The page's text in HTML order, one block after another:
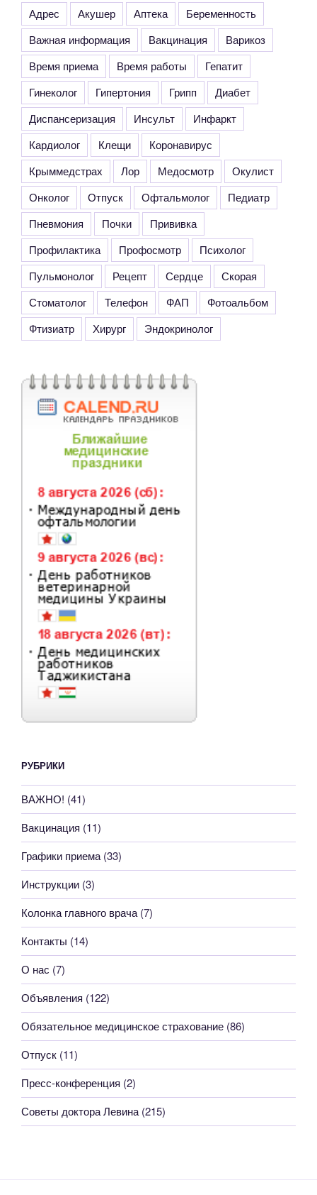
Адрес Акушер Аптека
Беременность
Важная информация
Вакцинация
Варикоз
Время приема
Время работы
Гепатит
Гинеколог
Гипертония Грипп
Диабет
Диспансеризация
Инсульт
Инфаркт
Кардиолог
Клещи
Коронавирус
Крыммедстрах
Лор Медосмотр
Окулист
Онколог
Отпуск Офтальмолог
Педиатр
Пневмония
Почки
Прививка
Профилактика
Профосмотр
Психолог
Пульмонолог
Рецепт Сердце
Скорая
Стоматолог
Телефон ФАП
Фотоальбом
Фтизиатр
Хирург Эндокринолог
РУБРИКИ
ВАЖНО! (41)
Вакцинация (11)
Графики приема(33)
Инструкции (3)
Колонка главного врача(7)
Контакты (14)
О нас (7)
Объявления (122)
Обязательное медицинское страхование (86)
Отпуск (11)
Пресс-конференция (2)
Советы доктора Левина(215)